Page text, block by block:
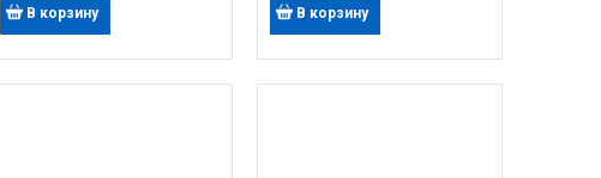
В корзину В корзину